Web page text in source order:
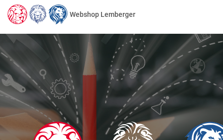
Webshop Lemberger